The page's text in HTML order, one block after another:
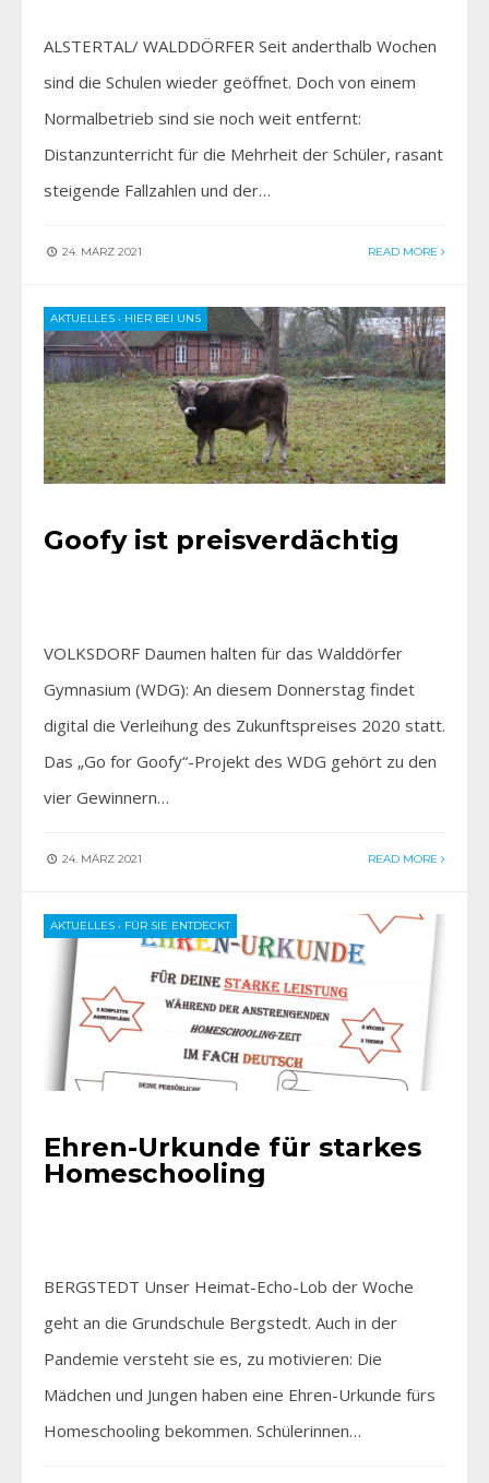
ALSTERTAL/ WALDDÖRFER Seit anderthalb Wochen
sind die Schulen wieder geöffnet. Doch von einem
Normalbetrieb sind sie noch weit entfernt:
Distanzunterricht für die Mehrheit der Schüler, rasant
steigende Fallzahlen und der…
24. MÄRZ 2021 READ MORE
AKTUELLES • HIER BEI UNS
Goofy ist preisverdächtig
VOLKSDORF Daumen halten für das Walddörfer
Gymnasium (WDG): An diesem Donnerstag findet
digital die Verleihung des Zukunftspreises 2020 statt.
Das „Go for Goofy“-Projekt des WDG gehört zu den
vier Gewinnern…
24. MÄRZ 2021 READ MORE
AKTUELLES • FÜR SIE ENTDECKT
Ehren-Urkunde für starkes
Homeschooling
BERGSTEDT Unser Heimat-Echo-Lob der Woche
geht an die Grundschule Bergstedt. Auch in der
Pandemie versteht sie es, zu motivieren: Die
Mädchen und Jungen haben eine Ehren-Urkunde fürs
Homeschooling bekommen. Schülerinnen…